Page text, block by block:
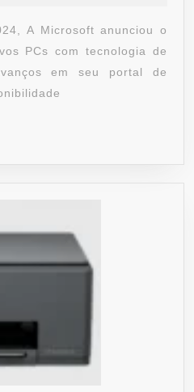
A Microsoft anunciou o
PCs com tecnologia de
em seu portal de